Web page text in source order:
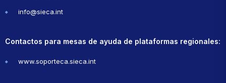
info@sieca.int
Contactos para mesas de ayuda de plataformas regionales:
www.soporteca.sieca.int